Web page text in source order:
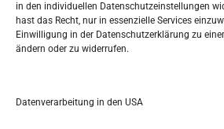
in den individuellen Datenschutzeinstellungen
hast das Recht, nur in essenzielle Services
Einwilligung in der Datenschutzerklärung zu
ändern oder zu widerrufen.
Datenverarbeitung in den USA
S
e
a
h